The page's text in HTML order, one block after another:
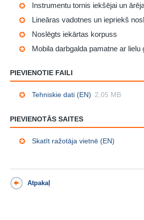
Instrumentu tornis iekšējai un
Lineāras vadotnes un iepriekš
Noslēgts iekārtas korpuss
Mobila darbgalda pamatne ar lielu
PIEVIENOTIE FAILI
Tehniskie dati (EN) 2,05 MB
PIEVIENOTĀS SAITES
Skatīt ražotāja vietnē (EN)
Atpakaļ